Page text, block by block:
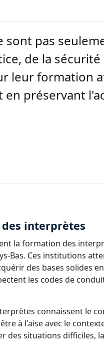
pas
de la
leur formation
préservant
interprètes
la formation des
Bas. Ces institutions
des bases solides
les codes de
connaissent le
à l'aise avec le
des situations difficiles,